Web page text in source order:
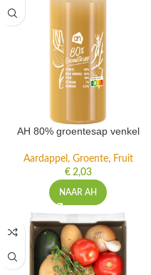
AH 80% groentesap venkel
Aardappel, Groente, Fruit
€2,03
NAAR AH